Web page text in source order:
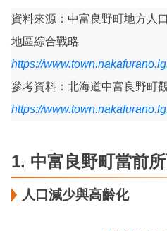
資料來源：中富良野町地方人
地區綜合戰略
https://
參考資料：北海道中富良野町
https://
1. 中富良野町當前
人口減少與高齡化